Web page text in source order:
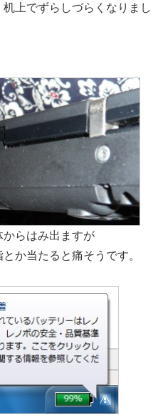
上でずらしづらくなりまし
からはみ出ますが
か当たると痛そうです。